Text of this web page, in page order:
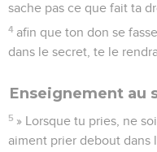
sache pas ce que fait ta
4 afin que ton don se
dans le secret, te le
Enseignement au
5 » Lorsque tu pries, ne
aiment prier debout dans